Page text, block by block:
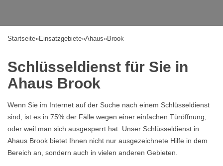
Startseite»Einsatzgebiete»Ahaus»Brook
Schlüsseldienst für Sie in
Ahaus Brook
Wenn Sie im Internet auf der Suche nach einem Schlüsseldienst
sind, ist es in 75% der Fälle wegen einer einfachen Türöffnung,
oder weil man sich ausgesperrt hat. Unser Schlüsseldienst in
Ahaus Brook bietet Ihnen nicht nur ausgezeichnete Hilfe in dem
Bereich an, sondern auch in vielen anderen Gebieten.